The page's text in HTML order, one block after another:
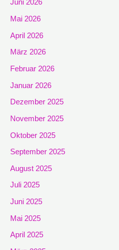
Juni 2026
Mai 2026
April 2026
März 2026
Februar 2026
Januar 2026
Dezember 2025
November 2025
Oktober 2025
September 2025
August 2025
Juli 2025
Juni 2025
Mai 2025
April 2025